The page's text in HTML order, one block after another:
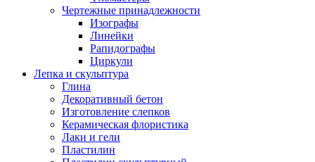
Чертежные принадлежности
Изографы
Линейки
Рапидографы
Циркули
Лепка и скульптура
Глина
Декоративный бетон
Изготовление слепков
Керамическая флористика
Лаки и гели
Пластилин